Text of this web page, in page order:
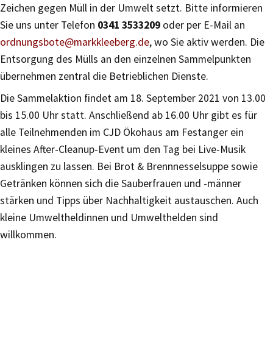
Zeichen gegen Müll in der Umwelt setzt. Bitte informieren
Sie uns unter Telefon 0341 3533209 oder per E-Mail an
ordnungsbote@markkleeberg.de, wo Sie aktiv werden. Die
Entsorgung des Mülls an den einzelnen Sammelpunkten
übernehmen zentral die Betrieblichen Dienste.
Die Sammelaktion findet am 18. September 2021 von 13.00
bis 15.00 Uhr statt. Anschließend ab 16.00 Uhr gibt es für
alle Teilnehmenden im CJD Ökohaus am Festanger ein
kleines After-Cleanup-Event um den Tag bei Live-Musik
ausklingen zu lassen. Bei Brot & Brennnesselsuppe sowie
Getränken können sich die Sauberfrauen und -männer
stärken und Tipps über Nachhaltigkeit austauschen. Auch
kleine Umweltheldinnen und Umwelthelden sind
willkommen.